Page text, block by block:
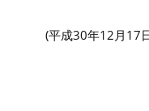
(平成30年12月17